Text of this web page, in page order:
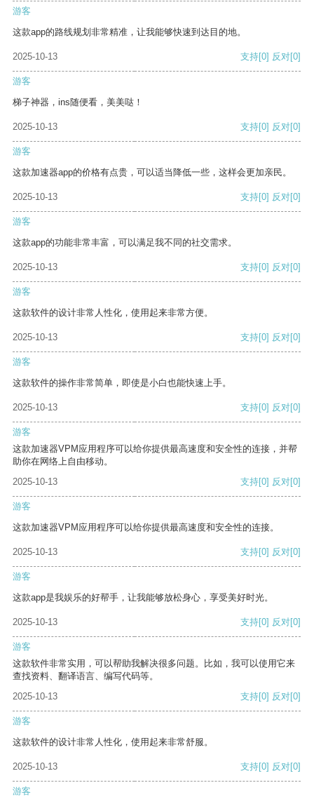
游客
这款app的路线规划非常精准，让我能够快速到达目的地。
2025-10-13 支持[0] 反对[0]
游客
梯子神器，ins随便看，美美哒！
2025-10-13 支持[0] 反对[0]
游客
这款加速器app的价格有点贵，可以适当降低一些，这样会更加亲民。
2025-10-13 支持[0] 反对[0]
游客
这款app的功能非常丰富，可以满足我不同的社交需求。
2025-10-13 支持[0] 反对[0]
游客
这款软件的设计非常人性化，使用起来非常方便。
2025-10-13 支持[0] 反对[0]
游客
这款软件的操作非常简单，即使是小白也能快速上手。
2025-10-13 支持[0] 反对[0]
游客
这款加速器VPM应用程序可以给你提供最高速度和安全性的连接，并帮
助你在网络上自由移动。
2025-10-13
支持[0] 反对[0]
游客
这款加速器VPM应用程序可以给你提供最高速度和安全性的连接。
2025-10-13 支持[0] 反对[0]
游客
这款app是我娱乐的好帮手，让我能够放松身心，享受美好时光。
2025-10-13 支持[0] 反对[0]
游客
这款软件非常实用，可以帮助我解决很多问题。比如，我可以使用它来
查找资料、翻译语言、编写代码等。
2025-10-13
支持[0] 反对[0]
游客
这款软件的设计非常人性化，使用起来非常舒服。
2025-10-13 支持[0] 反对[0]
游客